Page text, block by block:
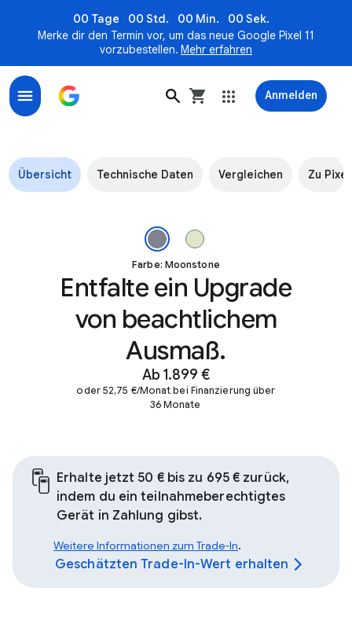
00 Tage 00 Std. 00 Min.
00 Sek.
Merke dir den Termin vor, um das neue Google Pixel 11
vorzubestellen. Mehr erfahren
Anmelden
Übersicht Technische Daten Vergleichen Zu
Entfalte ein Upgrade
von beachtlichem
Ausmaß.
Ab 1.899 €
oder 52,75 €/Monat bei Finanzierung über
36 Monate
Farbe: Moonstone
Erhalte jetzt 50 € bis zu 695 € zurück,
indem du ein teilnahmeberechtigtes
Gerät in Zahlung gibst.
Weitere Informationen zum Trade-In.
Geschätzten Trade-In-Wert erhalten